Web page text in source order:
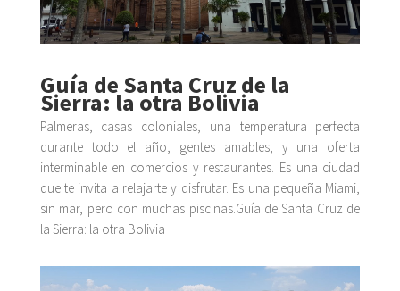
Guía de Santa Cruz de la
Sierra: la otra Bolivia
Palmeras, casas coloniales, una temperatura perfecta
durante todo el año, gentes amables, y una oferta
interminable en comercios y restaurantes. Es una ciudad
que te invita a relajarte y disfrutar. Es una pequeña Miami,
sin mar, pero con muchas piscinas.Guía de Santa Cruz de
la Sierra: la otra Bolivia